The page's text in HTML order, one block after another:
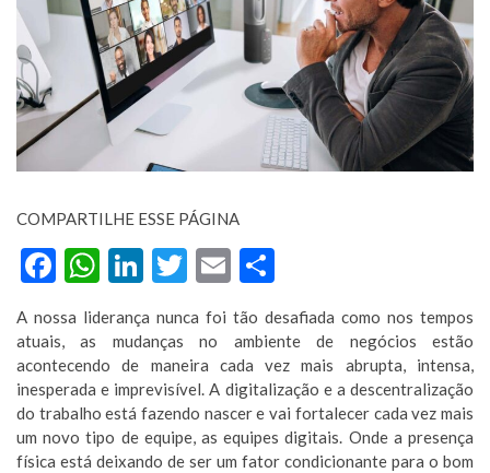
COMPARTILHE ESSE PÁGINA
Facebook
WhatsApp
LinkedIn
Twitter
Email
A nossa liderança nunca foi tão desafiada como nos tempos
atuais, as mudanças no ambiente de negócios estão
acontecendo de maneira cada vez mais abrupta, intensa,
inesperada e imprevisível. A digitalização e a descentralização
do trabalho está fazendo nascer e vai fortalecer cada vez mais
um novo tipo de equipe, as equipes digitais. Onde a presença
física está deixando de ser um fator condicionante para o bom